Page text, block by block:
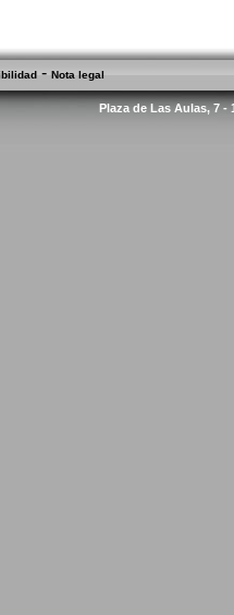
- Nota legal
Plaza de Las Aulas, 7 -